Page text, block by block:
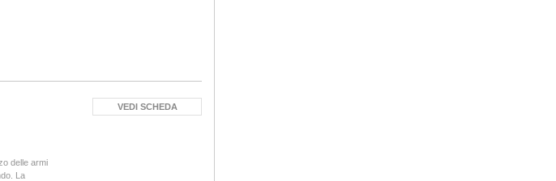
delle armi
La
VEDI SCHEDA